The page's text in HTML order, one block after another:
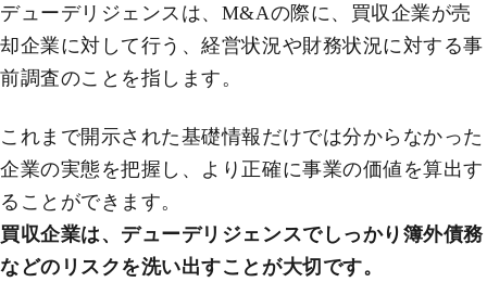
デューデリジェンスは、M&Aの際に、買収企業が売
却企業に対して行う、経営状況や財務状況に対する事
前調査のことを指します。
これまで開示された基礎情報だけでは分からなかった
企業の実態を把握し、より正確に事業の価値を算出す
ることができます。
買収企業は、デューデリジェンスでしっかり簿外債務
などのリスクを洗い出すことが大切です。